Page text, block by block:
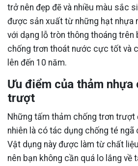
trở nên đẹp đẽ và nhiều màu sắc
được sản xuất từ những hạt nhựa
với dạng lỗ tròn thông thoáng trên
chống trơn thoát nước cực tốt và
lên đến 10 năm.
Ưu điểm của thảm nhựa
trượt
Những tấm thảm chống trơn trượt
nhiên là có tác dụng chống té
Vật dụng này được làm từ chất
nên bạn không cần quá lo lắng về